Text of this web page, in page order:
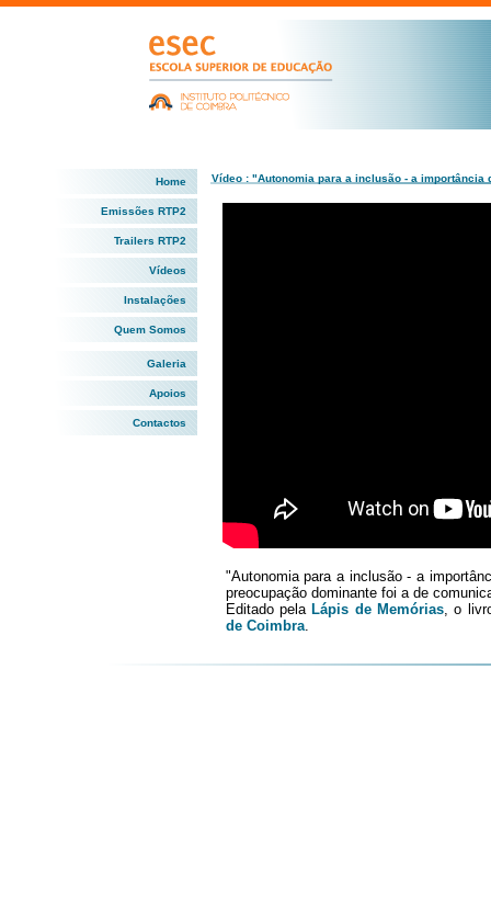
Home
Emissões RTP2
Trailers RTP2
Vídeos
Instalações
Quem Somos
Galeria
Apoios
Contactos
Vídeo : "Autonomia para a inclusão - a importância
"Autonomia para a inclusão - a
preocupação dominante foi a de
Editado pela Lápis de Memórias, o
de Coimbra.